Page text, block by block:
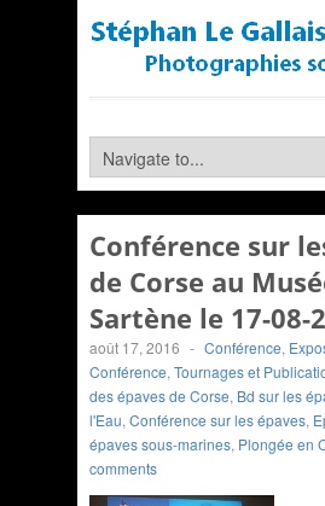
Conférence sur
de Corse au
Sartène le 17-08-
août 17, 2016 - Conférence,
Conférence, Tournages et
des épaves de Corse, Bd sur les
l'Eau, Conférence sur les épaves,
épaves sous-marines, Plongée en
comments